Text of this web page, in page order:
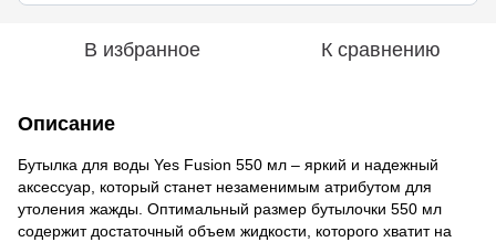
В избранное К сравнению
Описание
Бутылка для воды Yes Fusion 550 мл – яркий и надежный
аксессуар, который станет незаменимым атрибутом для
утоления жажды. Оптимальный размер бутылочки 550 мл
содержит достаточный объем жидкости, которого хватит на